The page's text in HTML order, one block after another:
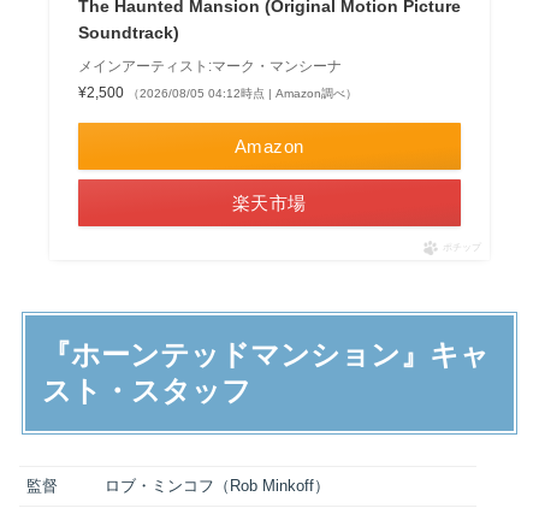
The Haunted Mansion (Original Motion Picture
Soundtrack)
メインアーティスト:マーク・マンシーナ
¥2,500
（2026/08/05 04:12時点 | Amazon調べ）
Amazon
楽天市場
ポチップ
『ホーンテッドマンション』キャ
スト・スタッフ
監督 ロブ・ミンコフ（Rob Minkoff）